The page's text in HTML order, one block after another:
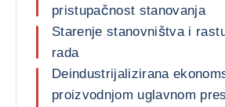
pristupačnost stanovanja
Starenje stanovništva i
rada
Deindustrijalizirana
proizvodnjom uglavnom